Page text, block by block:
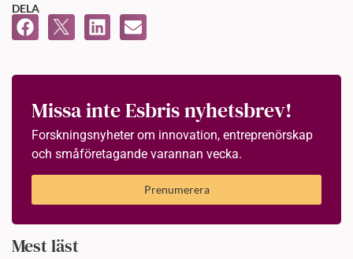
DELA
Missa inte Esbris nyhetsbrev!
Forskningsnyheter om innovation, entreprenörskap
och småföretagande varannan vecka.
Prenumerera
Mest läst